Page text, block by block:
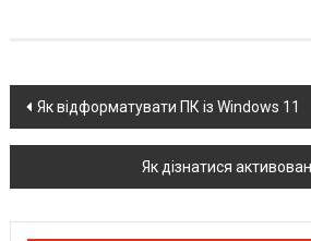
Post
navigation
Як відформатувати ПК із Windows 11
Як дізнатися